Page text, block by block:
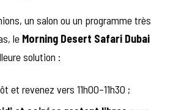
un salon ou un programme très
le Morning Desert Safari Dubai
solution :
et revenez vers 11h00–11h30 ;